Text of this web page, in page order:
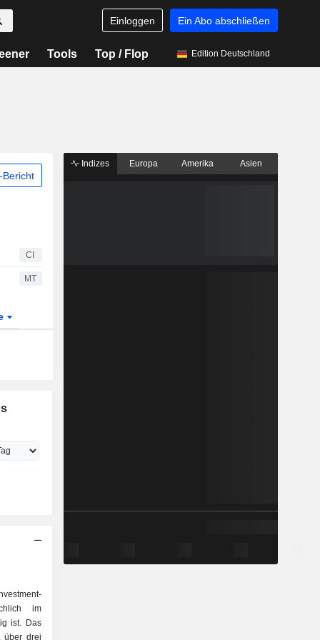
Einloggen Ein Abo abschließen
Tools Top / Flop Edition Deutschland
Bericht
CI
MT
im
ist. Das
über drei
Indizes Europa Amerika Asien